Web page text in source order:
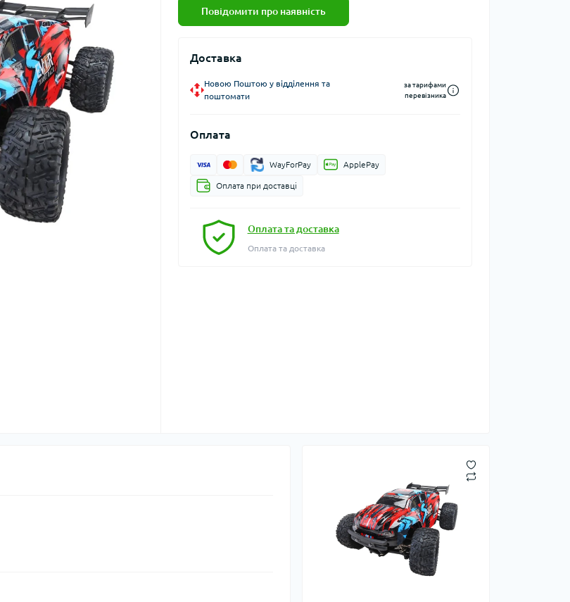
Повідомити про наявність
Доставка
Новою Поштою у відділення та
поштомати
за тарифами
перевізника
Оплата
WayForPay ApplePay
Оплата при доставці
Оплата та доставка
Оплата та доставка